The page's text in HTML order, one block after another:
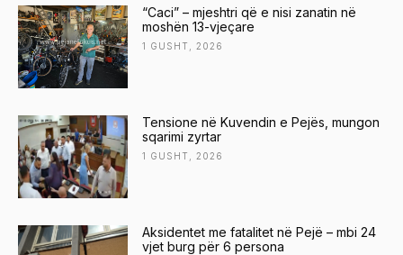
“Caci” – mjeshtri që e nisi zanatin në
moshën 13-vjeçare
1 GUSHT, 2026
Tensione në Kuvendin e Pejës, mungon
sqarimi zyrtar
1 GUSHT, 2026
Aksidentet me fatalitet në Pejë – mbi 24
vjet burg për 6 persona